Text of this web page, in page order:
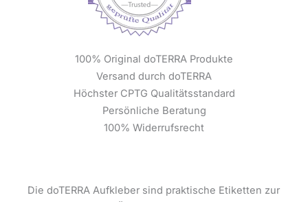
100% Original doTERRA Produkte
Versand durch doTERRA
Höchster CPTG Qualitätsstandard
Persönliche Beratung
100% Widerrufsrecht
Die doTERRA Aufkleber sind praktische Etiketten zur